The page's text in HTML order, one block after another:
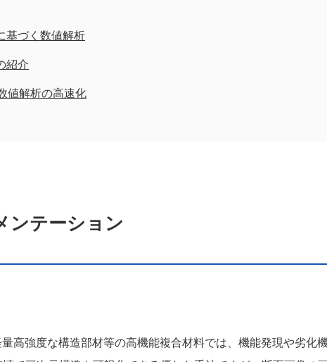
基づく数値解析
紹介
値解析の高速化
ンテーション
高強度な構造部材等の高機能複合材料では、機能発現や劣化